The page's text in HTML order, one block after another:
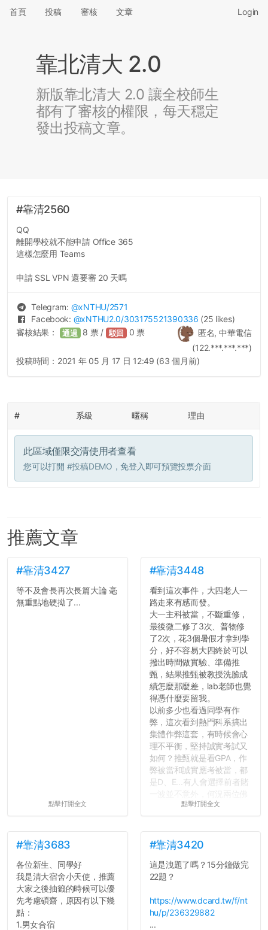
首頁 投稿 審核 文章 Login
靠北清大 2.0
新版靠北清大 2.0 讓全校師生
都有了審核的權限，每天穩定
發出投稿文章。
#靠清2560
QQ
離開學校就不能申請 Office 365
這樣怎麼用 Teams
申請 SSL VPN 還要審 20 天嗎
Telegram: @xNTHU/2571
Facebook: @xNTHU2.0/303175521390336 (25 likes)
匿名, 中華電信
(122.***.***.***)
審核結果： 通過 8 票 / 駁回 0 票
投稿時間： 2021 年 05 月 17 日 12:49 (63 個月前)
# 系級 暱稱 理由
此區域僅限交清使用者查看
您可以打開 #投稿DEMO ，免登入即可預覽投票介面
推薦文章
#靠清3427
等不及會長再次長篇大論 毫
無重點地硬拗了...
點擊打開全文
#靠清3448
看到這次事件，大四老人一
路走來有感而發。
大一主科被當，不斷重修，
最後微二修了3次、普物修
了2次，花3個暑假才拿到學
分，好不容易大四終於可以
撥出時間做實驗、準備推
甄，結果推甄被教授洗臉成
績怎麼那麼差，lab老師也覺
得憑什麼要留我。
以前多少也看過同學有作
弊，這次看到熱門科系搞出
集體作弊這套，有時候會心
理不平衡，堅持誠實考試又
如何？推甄就是看GPA，作
弊被當和誠實應考被當，都
是D、E...有人會選擇前者賭
心教授看起來要輕輕放下
長作弊的風氣。
反正老人我明天就要搬離新
竹，之後如何發展與我無
吧XD，祝學弟妹們修課順利
~~...
點擊打開全文
#靠清3683
各位新生、同學好
我是清大宿舍小天使，推薦
大家之後抽籤的時候可以優
先考慮碩齋，原因有以下幾
點：
1.男女合宿
#靠清3420
這是洩題了嗎？15分鐘做完
22題？
https://www.dcard.tw/f/nt
hu/p/236329882
...